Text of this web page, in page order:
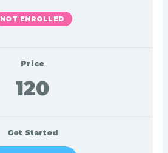
NOT ENROLLED
Price
120
Get Started